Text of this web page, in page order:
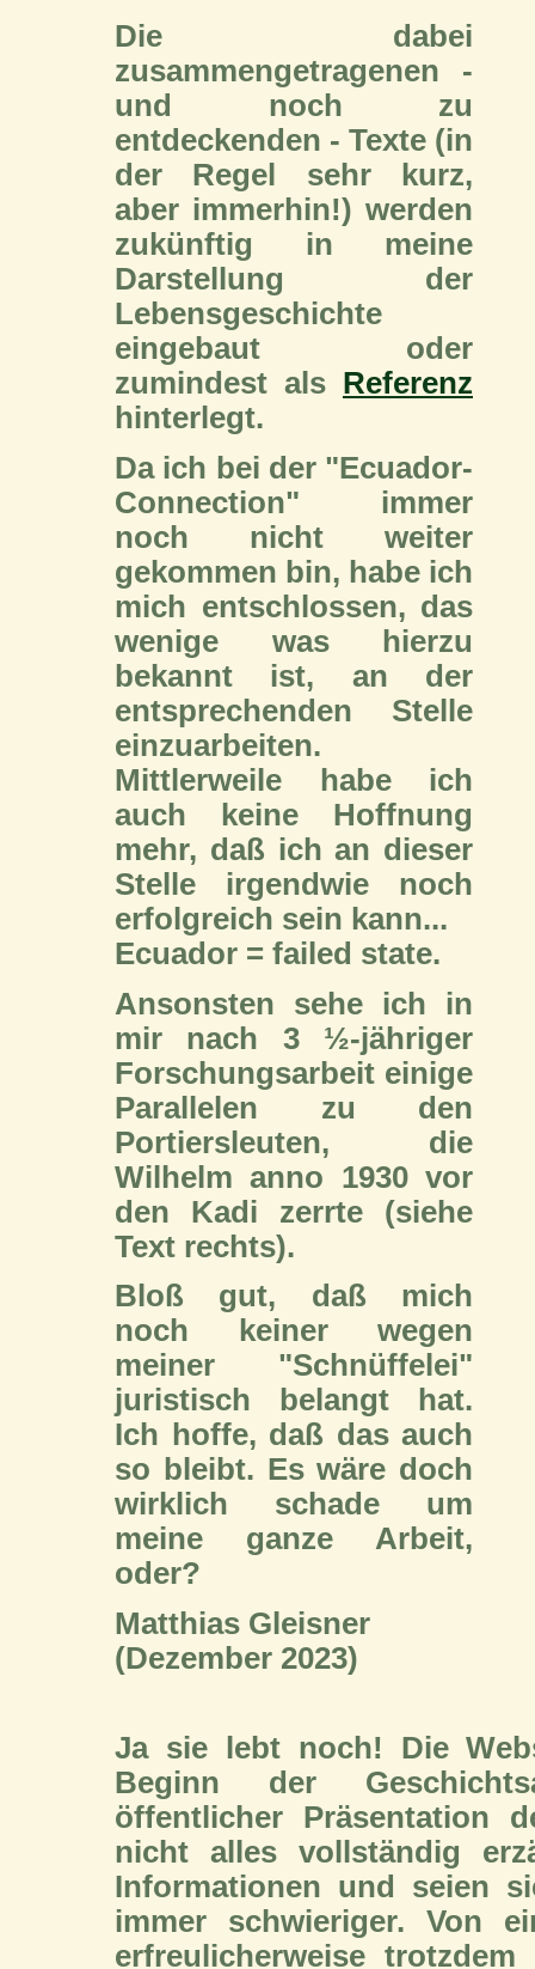
Die dabei
zusammengetragenen -
und noch zu
entdeckenden - Texte (in
der Regel sehr kurz,
aber immerhin!) werden
zukünftig in meine
Darstellung der
Lebensgeschichte
eingebaut oder
zumindest als Referenz
hinterlegt.
Da ich bei der "Ecuador-
Connection" immer
noch nicht weiter
gekommen bin, habe ich
mich entschlossen, das
wenige was hierzu
bekannt ist, an der
entsprechenden Stelle
einzuarbeiten.
Mittlerweile habe ich
auch keine Hoffnung
mehr, daß ich an dieser
Stelle irgendwie noch
erfolgreich sein kann...
Ecuador = failed state.
Ansonsten sehe ich in
mir nach 3 ½-jähriger
Forschungsarbeit einige
Parallelen zu den
Portiersleuten, die
Wilhelm anno 1930 vor
den Kadi zerrte (siehe
Text rechts).
Bloß gut, daß mich
noch keiner wegen
meiner "Schnüffelei"
juristisch belangt hat.
Ich hoffe, daß das auch
so bleibt. Es wäre doch
wirklich schade um
meine ganze Arbeit,
oder?
Matthias Gleisner
(Dezember 2023)
Ja sie lebt noch! Die
Beginn der
öffentlicher Präsentation
nicht alles vollständig
Informationen und seien
immer schwieriger. Von
erfreulicherweise